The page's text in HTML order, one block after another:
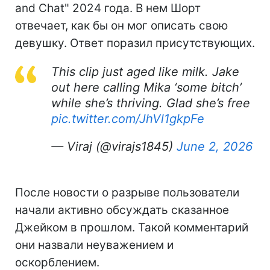
and Chat" 2024 года. В нем Шорт
отвечает, как бы он мог описать свою
девушку. Ответ поразил присутствующих.
This clip just aged like milk. Jake
out here calling Mika ‘some bitch’
while she’s thriving. Glad she’s free
pic.twitter.com/JhVl1gkpFe
— Viraj (@virajs1845) June 2, 2026
После новости о разрыве пользователи
начали активно обсуждать сказанное
Джейком в прошлом. Такой комментарий
они назвали неуважением и
оскорблением.